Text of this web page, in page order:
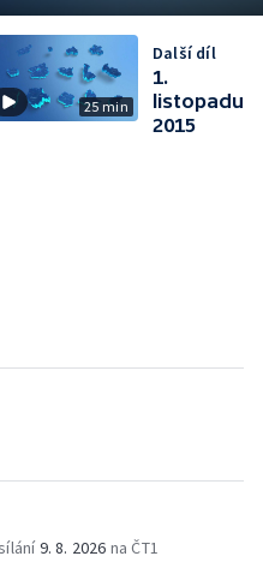
25 min
Další díl
1.
listopadu
2015
9. 8. 2026 na ČT1